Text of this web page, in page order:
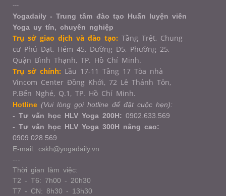
---
Yogadaily - Trung tâm đào tạo Huấn luyện viên
Yoga uy tín, chuyên nghiệp
Trụ sở giao dịch và đào tạo: Tầng Trệt, Chung
cư Phú Đạt, Hẻm 45, Đường D5, Phường 25,
Quận Bình Thạnh, TP. Hồ Chí Minh.
Trụ sở chính: Lầu 17-11 Tầng 17 Tòa nhà
Vincom Center Đồng Khởi, 72 Lê Thánh Tôn,
P.Bến Nghé, Q.1, TP. Hồ Chí Minh.
Hotline (Vui lòng gọi hotline để đặt cuộc hẹn):
- Tư vấn học HLV Yoga 200H: 0902.633.569
- Tư vấn học HLV Yoga 300H nâng cao:
0909.028.569
E-mail: cskh@yogadaily.vn
---
Thời gian làm việc:
T2 - T6: 7h00 - 20h30
T7 - CN: 8h30 - 13h30